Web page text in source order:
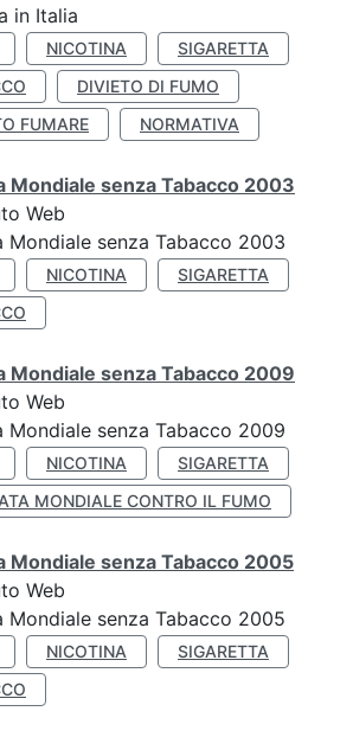
in Italia
NICOTINA
SIGARETTA
DIVIETO DI FUMO
FUMARE
NORMATIVA
Mondiale senza Tabacco 2003
Web
Mondiale senza Tabacco 2003
NICOTINA
SIGARETTA
Mondiale senza Tabacco 2009
Web
Mondiale senza Tabacco 2009
NICOTINA
SIGARETTA
MONDIALE CONTRO IL FUMO
Mondiale senza Tabacco 2005
Web
Mondiale senza Tabacco 2005
NICOTINA
SIGARETTA